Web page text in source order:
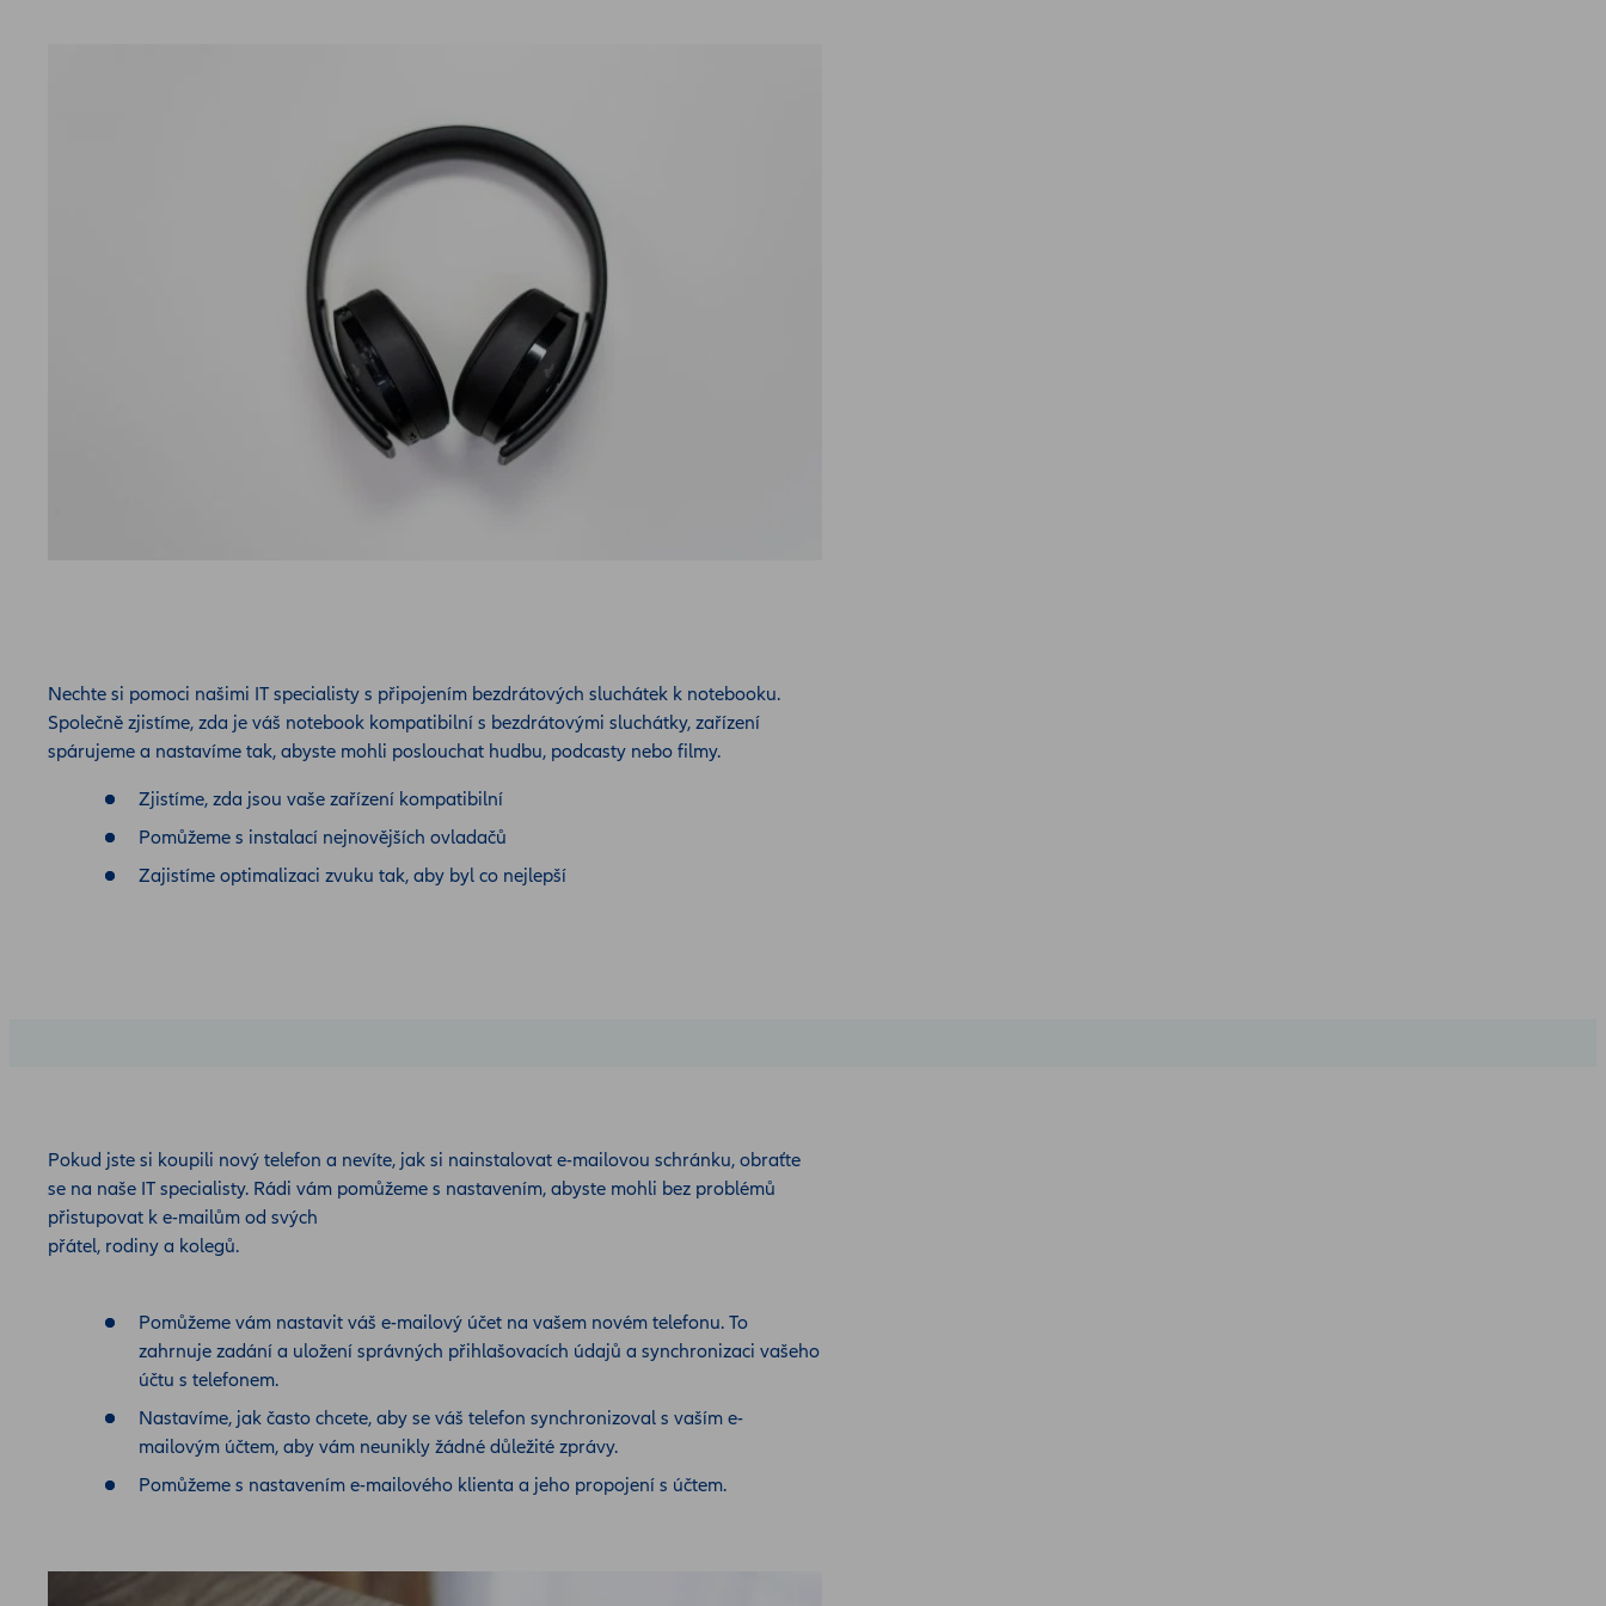
Nechte si pomoci našimi IT specialisty s připojením bezdrátových sluchátek k notebooku.
Společně zjistíme, zda je váš notebook kompatibilní s bezdrátovými sluchátky, zařízení
spárujeme a nastavíme tak, abyste mohli poslouchat hudbu, podcasty nebo filmy.
Zjistíme, zda jsou vaše zařízení kompatibilní
Pomůžeme s instalací nejnovějších ovladačů
Zajistíme optimalizaci zvuku tak, aby byl co nejlepší
Pokud jste si koupili nový telefon a nevíte, jak si nainstalovat e-mailovou schránku, obraťte
se na naše IT specialisty. Rádi vám pomůžeme s nastavením, abyste mohli bez problémů
přistupovat k e-mailům od svých
přátel, rodiny a kolegů.
Pomůžeme vám nastavit váš e-mailový účet na vašem novém telefonu. To
zahrnuje zadání a uložení správných přihlašovacích údajů a synchronizaci vašeho
účtu s telefonem.
Nastavíme, jak často chcete, aby se váš telefon synchronizoval s vaším e-
mailovým účtem, aby vám neunikly žádné důležité zprávy.
Pomůžeme s nastavením e-mailového klienta a jeho propojení s účtem.